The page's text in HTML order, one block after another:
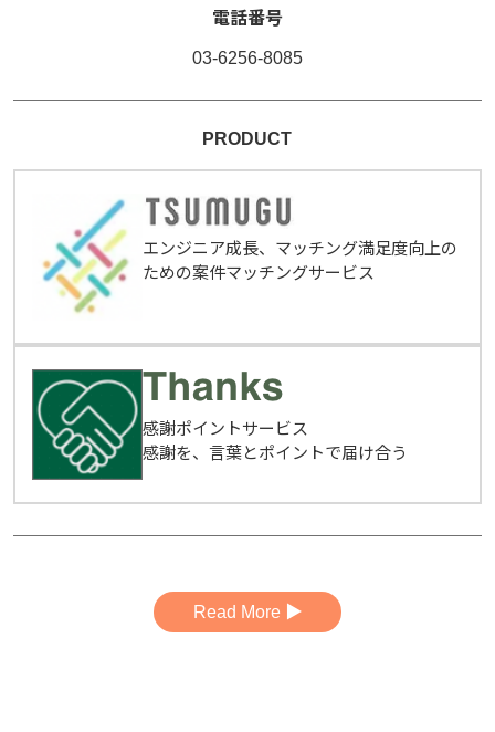
電話番号
03-6256-8085
PRODUCT
エンジニア成長、マッチング満足度向上の
ための案件マッチングサービス
感謝ポイントサービス
感謝を、言葉とポイントで届け合う
Read More ▶︎